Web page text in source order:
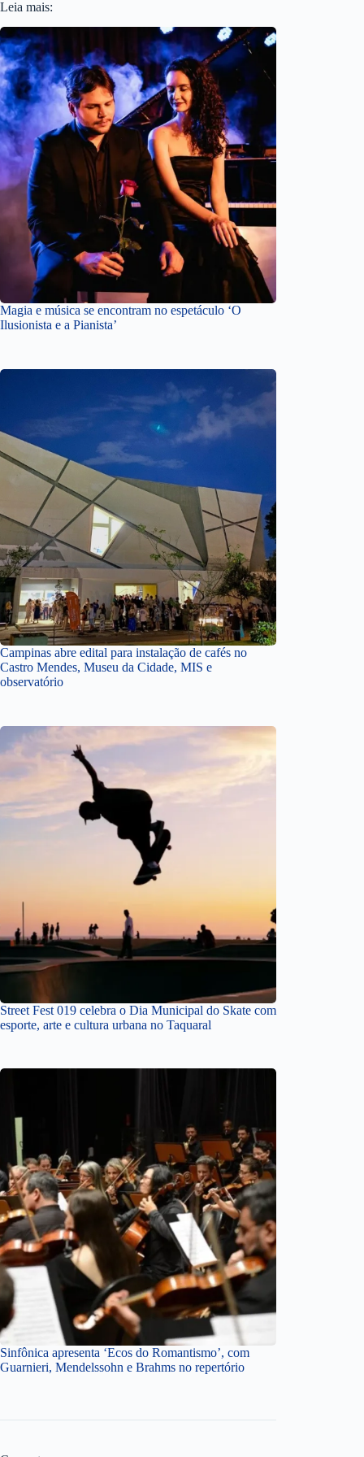
Leia mais:
Magia e música se encontram no espetáculo ‘O
Ilusionista e a Pianista’
Campinas abre edital para instalação de cafés no
Castro Mendes, Museu da Cidade, MIS e
observatório
Street Fest 019 celebra o Dia Municipal do Skate com
esporte, arte e cultura urbana no Taquaral
Sinfônica apresenta ‘Ecos do Romantismo’, com
Guarnieri, Mendelssohn e Brahms no repertório